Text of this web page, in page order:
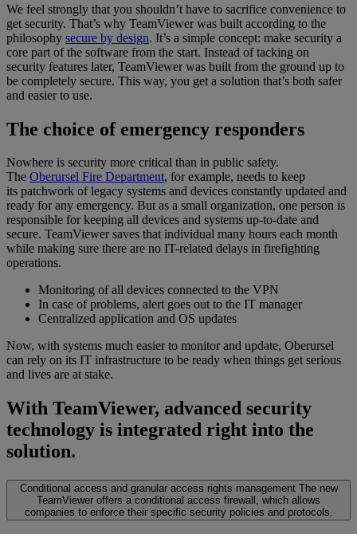
We feel strongly that you shouldn’t have to sacrifice convenience to
get security. That’s why TeamViewer was built according to the
philosophy secure by design. It’s a simple concept: make security a
core part of the software from the start. Instead of tacking on
security features later, TeamViewer was built from the ground up to
be completely secure. This way, you get a solution that’s both safer
and easier to use.
The choice of emergency responders
Nowhere is security more critical than in public safety.
The Oberursel Fire Department, for example, needs to keep
its patchwork of legacy systems and devices constantly updated and
ready for any emergency. But as a small organization, one person is
responsible for keeping all devices and systems up-to-date and
secure. TeamViewer saves that individual many hours each month
while making sure there are no IT-related delays in firefighting
operations.
Monitoring of all devices connected to the VPN
In case of problems, alert goes out to the IT manager
Centralized application and OS updates
Now, with systems much easier to monitor and update, Oberursel
can rely on its IT infrastructure to be ready when things get serious
and lives are at stake.
With TeamViewer, advanced security
technology is integrated right into the
solution.
Conditional access and granular access rights management The new
TeamViewer offers a conditional access firewall, which allows
companies to enforce their specific security policies and protocols.